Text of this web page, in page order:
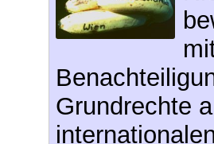
Grundrechte